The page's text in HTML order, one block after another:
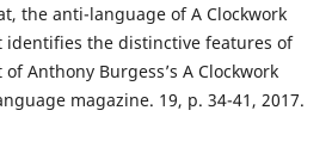
the anti-language of A Clockwork
identifies the distinctive features of
Anthony Burgess’s A Clockwork
magazine. 19, p. 34-41, 2017.